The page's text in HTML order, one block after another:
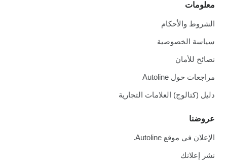
معلومات
الشروط والأحكام
سياسة الخصوصية
نصائح للأمان
مراجعات حول Autoline
دليل (كتالوج) العلامات التجارية
عروضنا
الإعلان في موقع Autoline.
نشر إعلانك